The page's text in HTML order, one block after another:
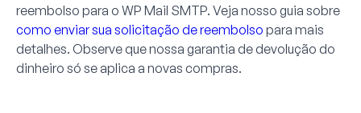
reembolso para o WP Mail SMTP. Veja nosso guia sobre
como enviar sua solicitação de reembolso para mais
detalhes. Observe que nossa garantia de devolução do
dinheiro só se aplica a novas compras.